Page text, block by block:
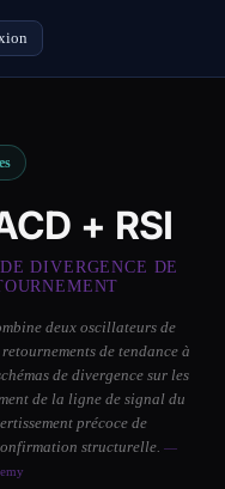
+ RSI
DIVERGENCE DE
deux oscillateurs de
de tendance à
de divergence sur les
de la ligne de signal du
précoce de
structurelle. —